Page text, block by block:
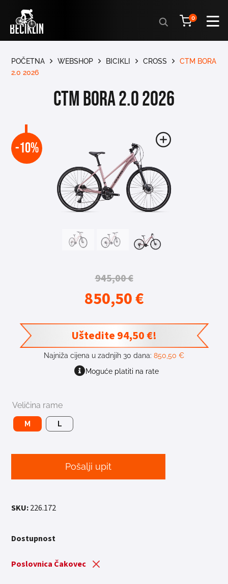
Products
search
0
POČETNA WEBSHOP BICIKLI CROSS
CTM BORA
2.0 2026
CTM BORA 2.0 2026
-10%
945,00€
850,50€
Uštedite94,50€!
Najniža cijena u zadnjih 30 dana: 850,50 €
Moguće platiti na rate
Veličina rame
M L
Pošalji upit
SKU:226.172
Dostupnost
Poslovnica Čakovec